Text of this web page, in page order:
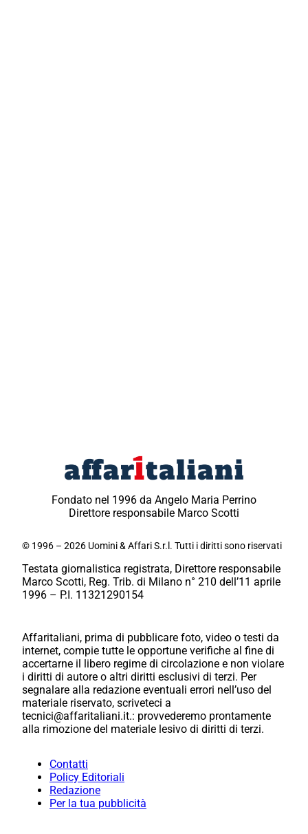
Fondato nel 1996 da Angelo Maria Perrino
Direttore responsabile Marco Scotti
© 1996 – 2026 Uomini & Affari S.r.l. Tutti i diritti sono riservati
Testata giornalistica registrata, Direttore responsabile
Marco Scotti, Reg. Trib. di Milano n° 210 dell’11 aprile
1996 – P.I. 11321290154
Affaritaliani, prima di pubblicare foto, video o testi da
internet, compie tutte le opportune verifiche al fine di
accertarne il libero regime di circolazione e non violare
i diritti di autore o altri diritti esclusivi di terzi. Per
segnalare alla redazione eventuali errori nell’uso del
materiale riservato, scriveteci a
tecnici@affaritaliani.it.: provvederemo prontamente
alla rimozione del materiale lesivo di diritti di terzi.
Contatti
Policy Editoriali
Redazione
Per la tua pubblicità